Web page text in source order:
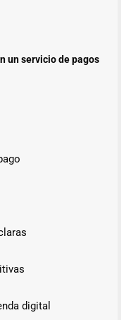
un servicio de pagos
digital